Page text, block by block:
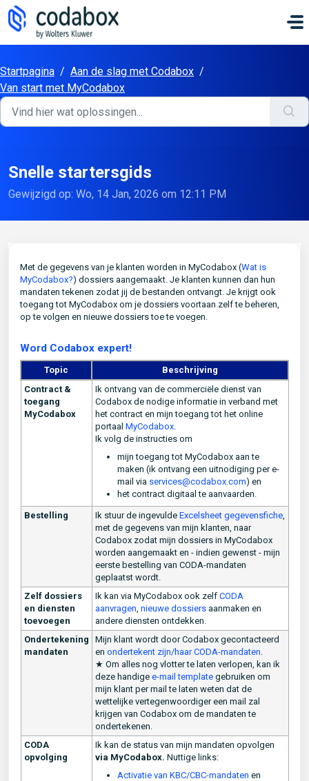
Doorgaan naar hoofdinhoud
Startpagina / Aan de slag met Codabox /
Van start met MyCodabox
Snelle startersgids
Gewijzigd op: Wo, 14 Jan, 2026 om 12:11 PM
Met de gegevens van je klanten worden in MyCodabox (Wat is
MyCodabox?) dossiers aangemaakt. Je klanten kunnen dan hun
mandaten tekenen zodat jij de bestanden ontvangt. Je krijgt ook
toegang tot MyCodabox om je dossiers voortaan zelf te beheren,
op te volgen en nieuwe dossiers toe te voegen.
Word Codabox expert!
Topic
Beschrijving
Contract &
toegang
MyCodabox
Ik ontvang van de commerciële dienst van
Codabox de nodige informatie in verband met
het contract en mijn toegang tot het online
portaal MyCodabox.
Ik volg de instructies om
mijn toegang tot MyCodabox aan te
maken (ik ontvang een uitnodiging per e-
mail via services@codabox.com) en
het contract digitaal te aanvaarden.
Bestelling Ik stuur de ingevulde Excelsheet gegevensfiche,
met de gegevens van mijn klanten, naar
Codabox zodat mijn dossiers in MyCodabox
worden aangemaakt en - indien gewenst - mijn
eerste bestelling van CODA-mandaten
geplaatst wordt.
Zelf dossiers
en diensten
toevoegen
Ik kan via MyCodabox ook zelf CODA
aanvragen, nieuwe dossiers aanmaken en
andere diensten ontdekken.
Ondertekening
mandaten
Mijn klant wordt door Codabox gecontacteerd
en ondertekent zijn/haar CODA-mandaten.
★ Om alles nog vlotter te laten verlopen, kan ik
deze handige e-mail template gebruiken om
mijn klant per mail te laten weten dat de
wettelijke vertegenwoordiger een mail zal
krijgen van Codabox om de mandaten te
ondertekenen.
CODA
opvolging
Ik kan de status van mijn mandaten opvolgen
via MyCodabox. Nuttige links:
Activatie van KBC/CBC-mandaten en